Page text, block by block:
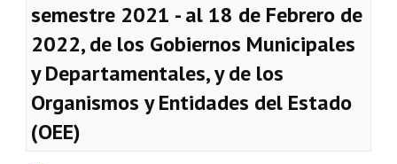
Organigrama
Plan Estratégico 2022 - 2026
Sistema de Gestión de Calidad
Memorias
semestre 2021 - al 18 de Febrero de
2022, de los Gobiernos Municipales
y Departamentales, y de los
Organismos y Entidades del Estado
(OEE)